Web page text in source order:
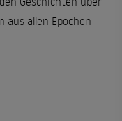
allen Epochen